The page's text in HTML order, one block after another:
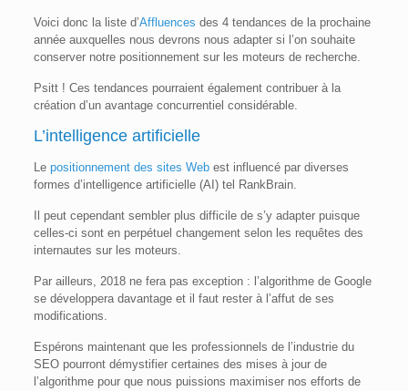
Voici donc la liste d’Affluences des 4 tendances de la prochaine
année auxquelles nous devrons nous adapter si l’on souhaite
conserver notre positionnement sur les moteurs de recherche.
Psitt ! Ces tendances pourraient également contribuer à la
création d’un avantage concurrentiel considérable.
L’intelligence artificielle
Le positionnement des sites Webest influencé par diverses
formes d’intelligence artificielle (AI) tel RankBrain.
Il peut cependant sembler plus difficile de s’y adapter puisque
celles-ci sont en perpétuel changement selon les requêtes des
internautes sur les moteurs.
Par ailleurs, 2018 ne fera pas exception : l’algorithme de Google
se développera davantage et il faut rester à l’affut de ses
modifications.
Espérons maintenant que les professionnels de l’industrie du
SEO pourront démystifier certaines des mises à jour de
l’algorithme pour que nous puissions maximiser nos efforts de